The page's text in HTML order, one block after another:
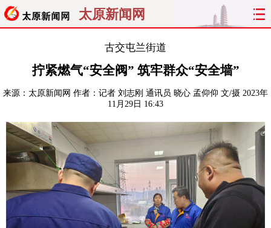
太原新闻网
聚焦 太原
经济 关注 文明 出行
曝光 综合
旅游
看天下 晋月读 最太原 网罗民生
太原日报 太原晚报 热评
古交屯兰街道
拧紧燃气“安全阀” 筑牢群众“安全墙”
来源： 太原新闻网 作者：记者 刘志刚 通讯员 晓心 孟仰仰 文/摄 2023年
11月29日 16:43